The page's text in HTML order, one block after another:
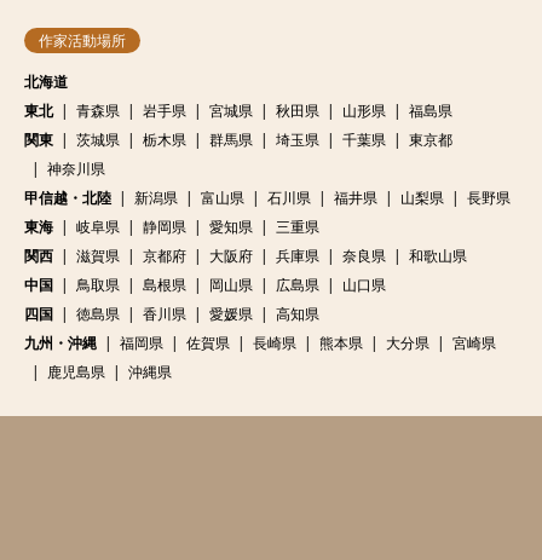
作家活動場所
北海道
東北
青森県 岩手県 宮城県 秋田県 山形県
福島県
関東
茨城県 栃木県 群馬県 埼玉県 千葉県
東京都
神奈川県
甲信越・北陸
新潟県 富山県 石川県 福井県 山梨県
長野県
東海
岐阜県 静岡県 愛知県
三重県
関西
滋賀県 京都府 大阪府 兵庫県 奈良県
和歌山県
中国
鳥取県 島根県 岡山県 広島県
山口県
四国
徳島県 香川県 愛媛県
高知県
九州・沖縄
福岡県 佐賀県 長崎県 熊本県 大分県
宮崎県
鹿児島県
沖縄県